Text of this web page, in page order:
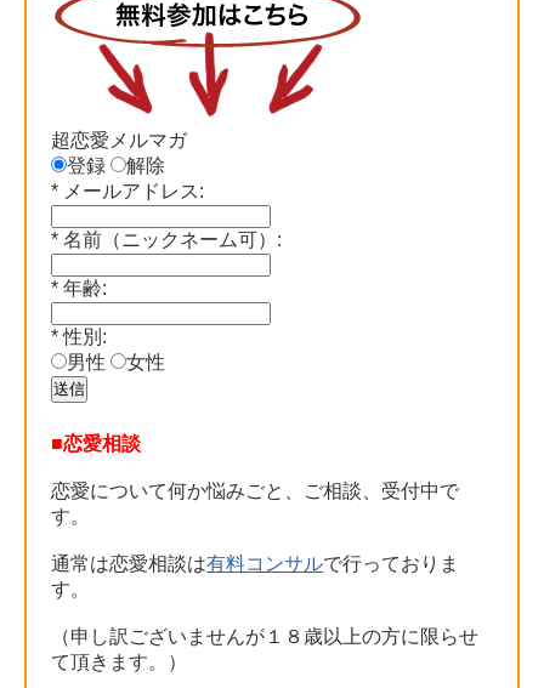
超恋愛メルマガ
登録
解除
* メールアドレス:
* 名前（ニックネーム可）:
* 年齢:
* 性別:
男性
女性
■恋愛相談
恋愛について何か悩みごと、ご相談、受付中で
す。
通常は恋愛相談は有料コンサルで行っておりま
す。
（申し訳ございませんが１８歳以上の方に限らせ
て頂きます。）